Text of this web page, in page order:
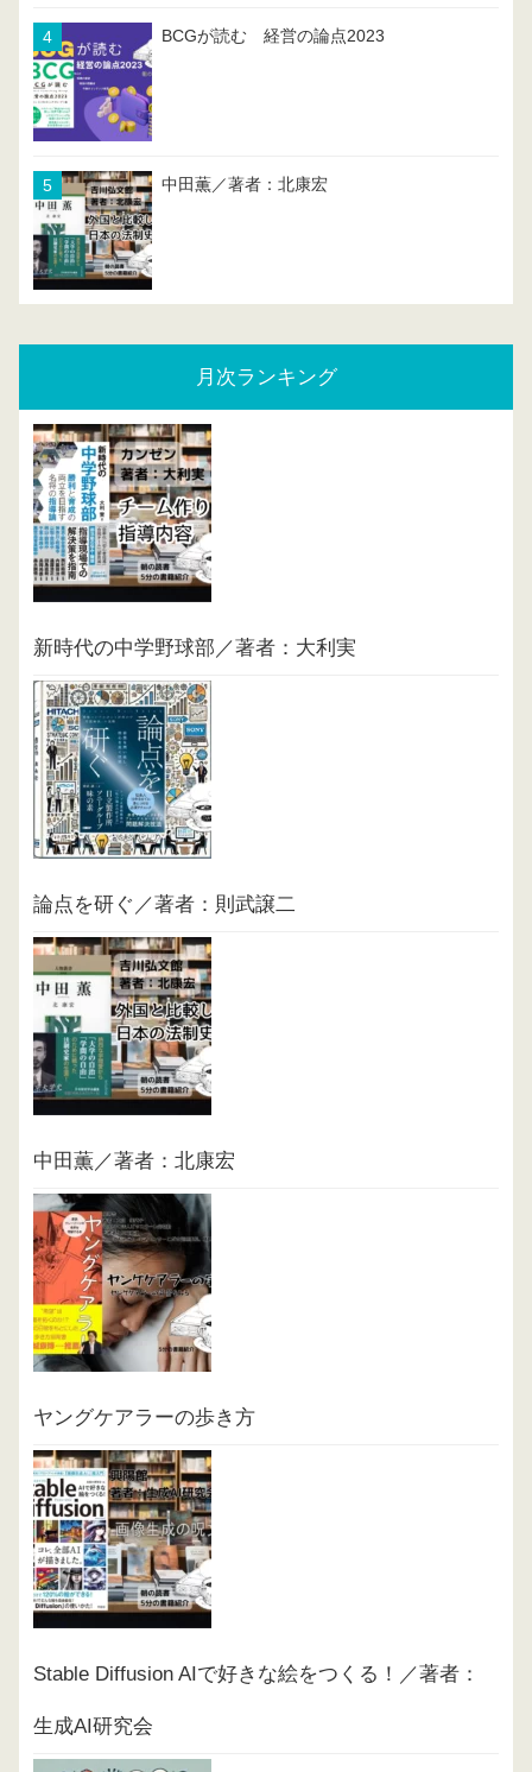
BCGが読む 経営の論点2023
中田薫／著者：北康宏
月次ランキング
新時代の中学野球部／著者：大利実
論点を研ぐ／著者：則武譲二
中田薫／著者：北康宏
ヤングケアラーの歩き方
Stable Diffusion AIで好きな絵をつくる！／著者：
生成AI研究会